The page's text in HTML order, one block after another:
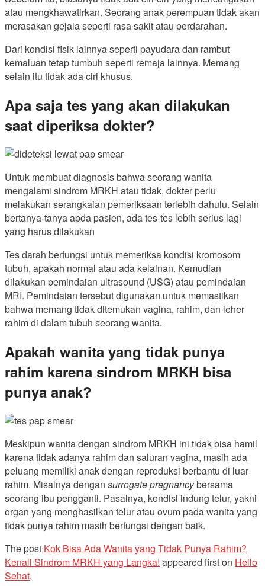
atau mengkhawatirkan. Seorang anak perempuan tidak akan
merasakan gejala seperti rasa sakit atau perdarahan.
Dari kondisi fisik lainnya seperti payudara dan rambut
kemaluan tetap tumbuh seperti remaja lainnya. Memang
selain itu tidak ada ciri khusus.
Apa saja tes yang akan dilakukan
saat diperiksa dokter?
Untuk membuat diagnosis bahwa seorang wanita
mengalami sindrom MRKH atau tidak, dokter perlu
melakukan serangkaian pemeriksaan terlebih dahulu. Selain
bertanya-tanya apda pasien, ada tes-tes lebih serius lagi
yang harus dilakukan
Tes darah berfungsi untuk memeriksa kondisi kromosom
tubuh, apakah normal atau ada kelainan. Kemudian
dilakukan pemindaian ultrasound (USG) atau pemindaian
MRI. Pemindaian tersebut digunakan untuk memastikan
bahwa memang tidak ditemukan vagina, rahim, dan leher
rahim di dalam tubuh seorang wanita.
Apakah wanita yang tidak punya
rahim karena sindrom MRKH bisa
punya anak?
Meskipun wanita dengan sindrom MRKH ini tidak bisa hamil
karena tidak adanya rahim dan saluran vagina, masih ada
peluang memiliki anak dengan reproduksi berbantu di luar
rahim. Misalnya dengan surrogate pregnancybersama
seorang ibu pengganti. Pasalnya, kondisi indung telur, yakni
organ yang menghasilkan telur atau ovum pada wanita yang
tidak punya rahim masih berfungsi dengan baik.
The post Kok Bisa Ada Wanita yang Tidak Punya Rahim?
Kenali Sindrom MRKH yang Langka! appeared first on Hello
Sehat.